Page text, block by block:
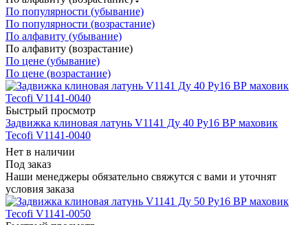
По популярности (убывание)
По популярности (возрастание)
По алфавиту (убывание)
По алфавиту (возрастание)
По цене (убывание)
По цене (возрастание)
Быстрый просмотр
Задвижка клиновая латунь V1141 Ду 40 Ру16 ВР маховик
Tecofi V1141-0040
Нет в наличии
Под заказ
Наши менеджеры обязательно свяжутся с вами и уточнят
условия заказа